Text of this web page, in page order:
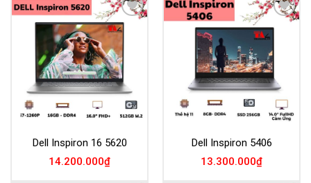
Add to
Wishlist
Dell Inspiron 16 5620
14.200.000₫
Add to
Wishlist
Dell Inspiron 5406
13.300.000₫